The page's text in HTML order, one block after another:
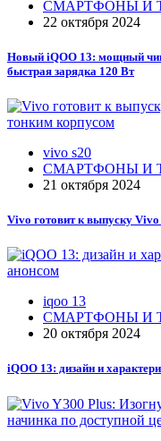
СМАРТФОНЫ И
22 октября 2024
Новый iQOO 13: мощный
быстрая зарядка 120 Вт
vivo s20
СМАРТФОНЫ И
21 октября 2024
Vivo готовит к выпуску
iqoo 13
СМАРТФОНЫ И
20 октября 2024
iQOO 13: дизайн и